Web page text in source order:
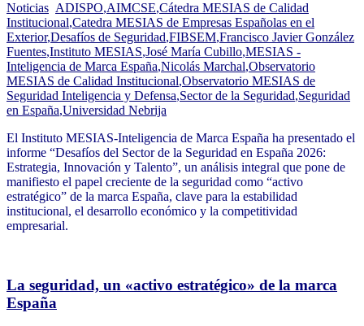
Noticias ADISPO,AIMCSE,Cátedra MESIAS de Calidad
Institucional,Catedra MESIAS de Empresas Españolas en el
Exterior,Desafíos de Seguridad,FIBSEM,Francisco Javier González
Fuentes,Instituto MESIAS,José María Cubillo,MESIAS -
Inteligencia de Marca España,Nicolás Marchal,Observatorio
MESIAS de Calidad Institucional,Observatorio MESIAS de
Seguridad Inteligencia y Defensa,Sector de la Seguridad,Seguridad
en España,Universidad Nebrija
El Instituto MESIAS-Inteligencia de Marca España ha presentado el
informe “Desafíos del Sector de la Seguridad en España 2026:
Estrategia, Innovación y Talento”, un análisis integral que pone de
manifiesto el papel creciente de la seguridad como “activo
estratégico” de la marca España, clave para la estabilidad
institucional, el desarrollo económico y la competitividad
empresarial.
La seguridad, un «activo estratégico» de la marca
España